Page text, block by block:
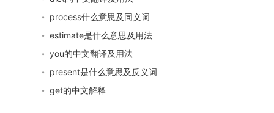
process什么意思及同义词
estimate是什么意思及用法
you的中文翻译及用法
present是什么意思及反义词
get的中文解释